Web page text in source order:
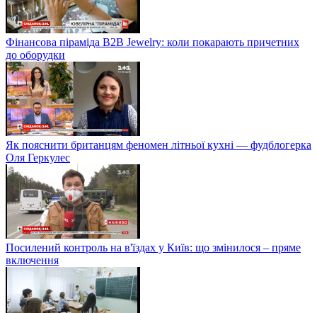
Фінансова піраміда B2B Jewelry: коли покарають причетних
до оборудки
Як пояснити британцям феномен літньої кухні — фудблогерка
Оля Геркулес
Посилений контроль на в'їздах у Київ: що змінилося – пряме
включення